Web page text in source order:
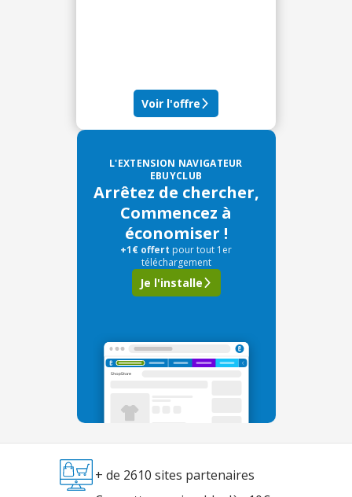
Voir l'offre
L'EXTENSION NAVIGATEUR
EBUYCLUB
Arrêtez de chercher,
Commencez à
économiser !
+1€ offert pour tout 1er
téléchargement
Je l'installe
+ de 2610 sites partenaires